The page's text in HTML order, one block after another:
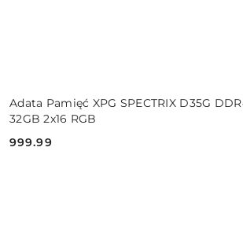
Adata Pamięć XPG SPECTRIX D35G
32GB 2x16 RGB
Cena:
999.99